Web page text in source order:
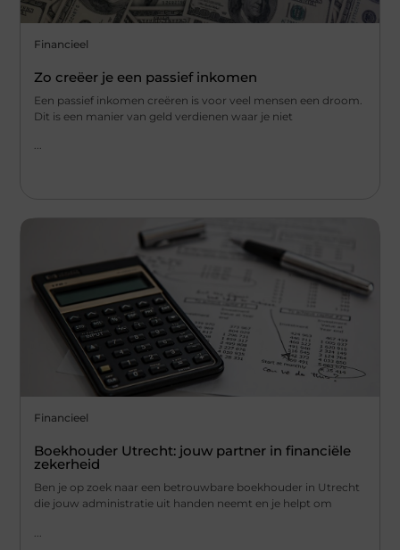
Financieel
Zo creëer je een passief inkomen
Een passief inkomen creëren is voor veel mensen een droom.
Dit is een manier van geld verdienen waar je niet
...
Financieel
Boekhouder Utrecht: jouw partner in financiële
zekerheid
Ben je op zoek naar een betrouwbare boekhouder in Utrecht
die jouw administratie uit handen neemt en je helpt om